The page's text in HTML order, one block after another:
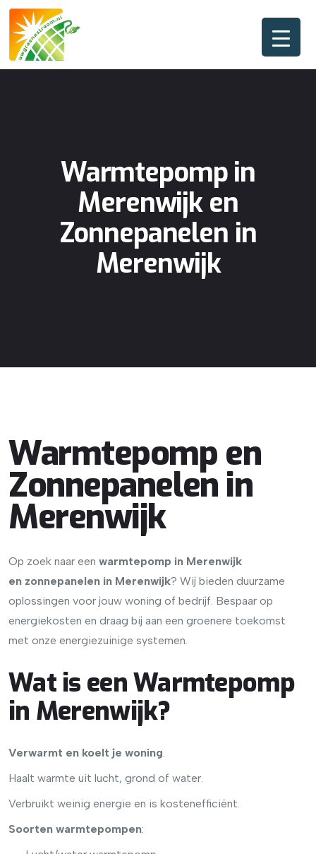
Warmtepomp in
Merenwijk en
Zonnepanelen in
Merenwijk
Warmtepomp en
Zonnepanelen in
Merenwijk
Op zoek naar een warmtepomp in Merenwijk
en zonnepanelen in Merenwijk? Wij bieden duurzame
oplossingen voor jouw woning of bedrijf. Bespaar op
energiekosten en draag bij aan een groenere toekomst
met onze energiezuinige systemen.
Wat is een Warmtepomp
in Merenwijk?
Verwarmt en koelt je woning.
Haalt warmte uit lucht, grond of water.
Verbruikt weinig energie en is kostenefficiënt.
Soorten warmtepompen: